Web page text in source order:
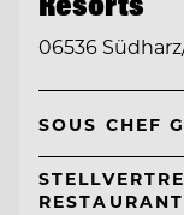
06536
SOUS CHEF